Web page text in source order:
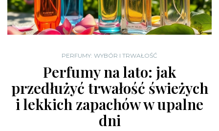
PERFUMY: WYBÓR I TRWAŁOŚĆ
Perfumy na lato: jak
przedłużyć trwałość świeżych
i lekkich zapachów w upalne
dni